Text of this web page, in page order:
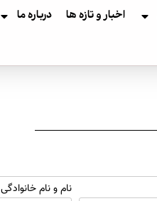
اخبار و تازه ها درباره ما
نام و نام خانوادگی